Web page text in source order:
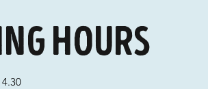
hours